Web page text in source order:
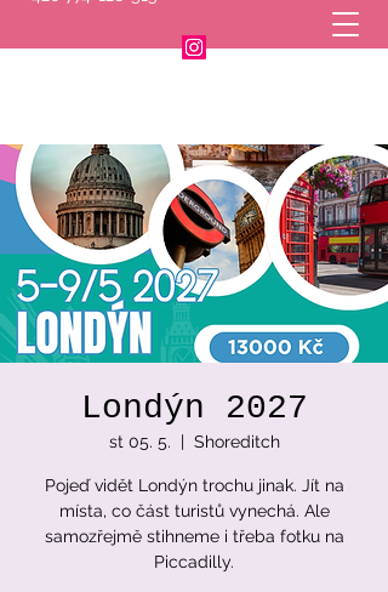
Londýn 2027
st 05. 5.
  |
Shoreditch
Pojeď vidět Londýn trochu jinak. Jít na
místa, co část turistů vynechá. Ale
samozřejmě stihneme i třeba fotku na
Piccadilly.